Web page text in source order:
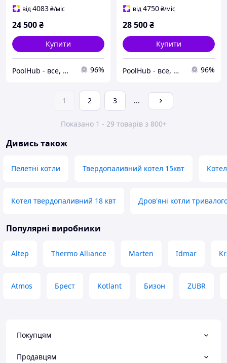
від4083₴/міс
24 500₴
Купити
PoolHub - все, що потрібно для басейнів 96%
від4750₴/міс
28 500₴
Купити
PoolHub - все, що потрібно для басейнів 96%
1 2 3 ...
Показано 1 - 29 товарів з 800+
Дивись також
Пелетні котли Твердопаливний котел 15квт
Котел твердопаливний 18 квт Дров'яні котли
Популярні виробники
Altep Thermo Alliance Marten Idmar
Atmos Брест Kotlant Бизон ZUBR
Покупцям
Продавцям